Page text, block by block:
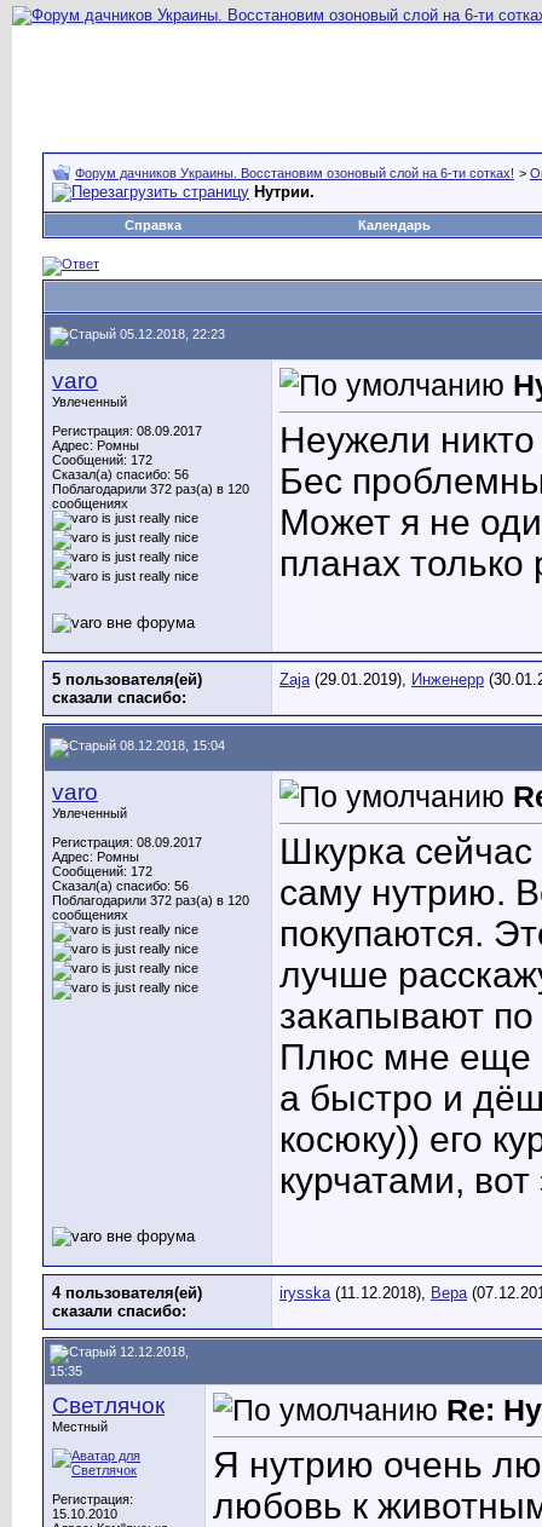
Форум дачников Украины. Восстановим озоновый слой на 6-ти сотках! >
Нутрии.
Справка Календарь
05.12.2018, 22:23
varo
Увлеченный
Регистрация: 08.09.2017
Адрес: Ромны
Сообщений: 172
Сказал(а) спасибо: 56
Поблагодарили 372 раз(а) в 120
сообщениях
Неужели
Бес
Может я не
планах
5 пользователя(ей)
сказали cпасибо:
Zaja(29.01.2019), Инженерр
08.12.2018, 15:04
varo
Увлеченный
Регистрация: 08.09.2017
Адрес: Ромны
Сообщений: 172
Сказал(а) спасибо: 56
Поблагодарили 372 раз(а) в 120
сообщениях
Шкурка сейчас
саму нутрию.
покупаются.
лучше
закапывают
Плюс мне еще
а быстро и
косюку)) его
курчатами, вот
4 пользователя(ей)
сказали cпасибо:
irysska(11.12.2018), Вера
12.12.2018,
15:35
Светлячок
Местный
Регистрация:
15.10.2010
Re:
Я нутрию очень
любовь к